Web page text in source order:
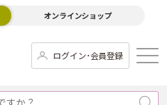
オンラインショップ
ログイン･会員登録